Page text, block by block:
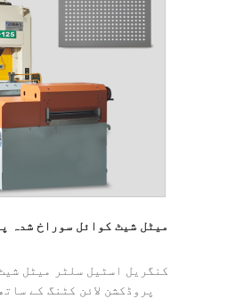
میٹل شیٹ کوائل سوراخ شدہ
کنگریل اسٹیل سلٹر میٹل
پروڈکشن لائن کٹنگ کے